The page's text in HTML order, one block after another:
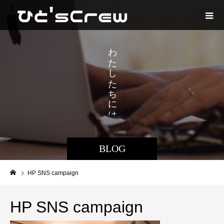
BLOG
た
し
た
ち
に
は
え
た
HP SNS campaign
HP SNS campaign